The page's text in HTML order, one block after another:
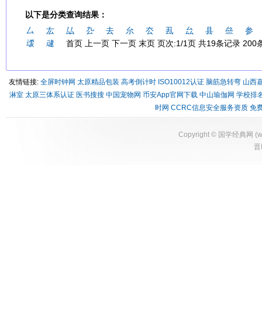
以下是分类查询结果：
厶
厷 厸 厹 去 厼 厺 厾 厽 县 亝
参
叆
叇 首页 上一页 下一页 末页 页次:1/1页 共19条记录 200
友情链接: 全屏时钟网 太原精品包装 高考倒计时 ISO10012认证 脑筋急转弯 山西
淋室 太原三体系认证 医书搜搜 中国宠物网 币安App官网下载 中山瑜伽网 学校排
时网 CCRC信息安全服务资质 免
Copyright © 国学经典网 (